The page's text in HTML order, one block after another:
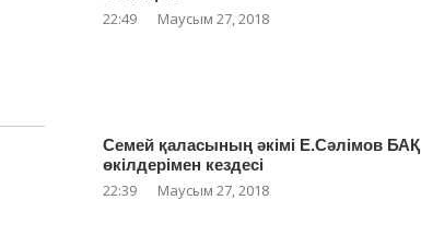
22:49 Маусым 27, 2018
Семей қаласының әкімі Е.Сәлімов БАҚ
өкілдерімен кездесі
22:39 Маусым 27, 2018